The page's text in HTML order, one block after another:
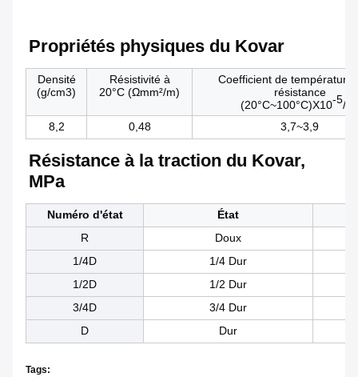
Propriétés physiques du Kovar
Densité
(g/cm3)
Résistivité à
20°C (Ωmm²/m)
Coefficient de température
résistance
(20°C~100°C)X10-5/°C
8,2
0,48 3,7~3,9
Résistance à la traction du Kovar,
MPa
Numéro d'état
État
R
Doux
1/4D
1/4 Dur
1/2D
1/2 Dur
3/4D
3/4 Dur
D
Dur
Tags: